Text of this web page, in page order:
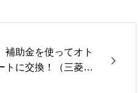
補助金を使ってオト
トに交換！（三菱S